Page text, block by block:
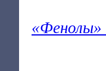
«Фенолы»